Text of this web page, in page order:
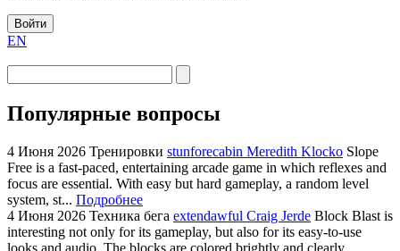
Войти
EN
Популярные вопросы
4 Июня 2026 Тренировки stunforecabin Meredith Klocko Slope
Free is a fast-paced, entertaining arcade game in which reflexes and
focus are essential. With easy but hard gameplay, a random level
system, st... Подробнее
4 Июня 2026 Техника бега extendawful Craig Jerde Block Blast is
interesting not only for its gameplay, but also for its easy-to-use
looks and audio. The blocks are colored brightly and clearly,